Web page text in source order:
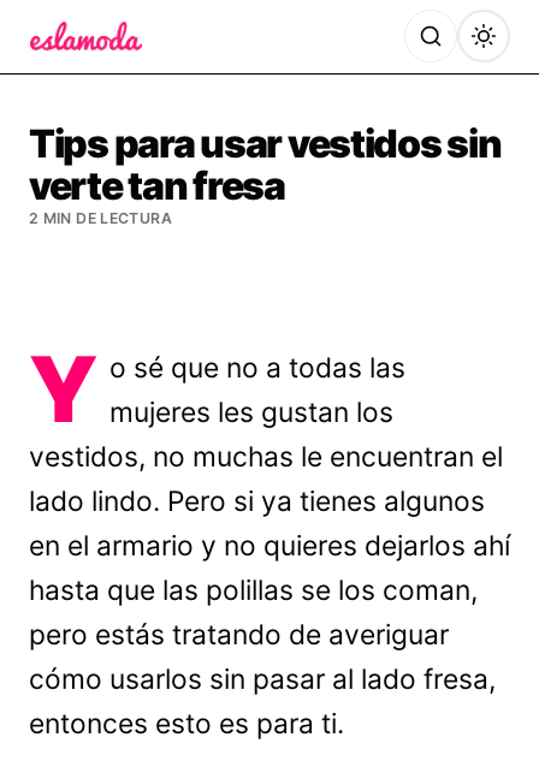
Tips para usar vestidos sin
verte tan fresa
2 MIN DE LECTURA
Y o sé que no a todas las
mujeres les gustan los
vestidos, no muchas le encuentran el
lado lindo. Pero si ya tienes algunos
en el armario y no quieres dejarlos ahí
hasta que las polillas se los coman,
pero estás tratando de averiguar
cómo usarlos sin pasar al lado fresa,
entonces esto es para ti.